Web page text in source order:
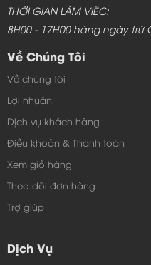
THỜI GIAN LÀM VIỆC:
8H00 - 17H00 hàng ngày trừ
Về Chúng Tôi
Về chúng tôi
Lợi nhuận
Dịch vụ khách hàng
Điều khoản & Thanh toán
Xem giỏ hàng
Theo dõi đơn hàng
Trợ giúp
Dịch Vụ